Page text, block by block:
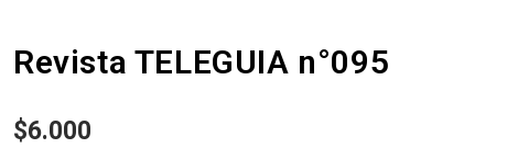
Revista TELEGUIA n°095
$6.000